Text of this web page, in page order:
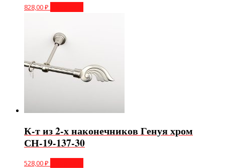
828,00₽
К-т из 2-х наконечников Генуя хром
СН-19-137-30
528,00₽